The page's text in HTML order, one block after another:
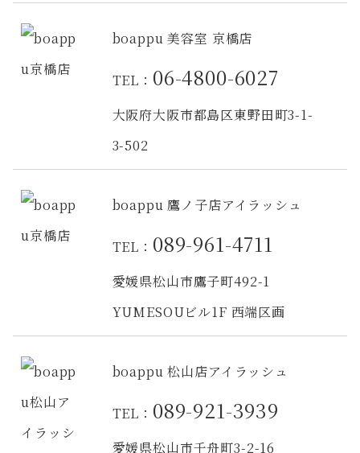
boappu 美容室 京橋店
TEL： 06-4800-6027
大阪府大阪市都島区東野田町3-1-
3-502
boappu 鷹ノ子店アイラッシュ
TEL： 089-961-4711
愛媛県松山市鷹子町492-1
YUMESOUビル1F 西端区画
boappu 松山店アイラッシュ
TEL： 089-921-3939
愛媛県松山市千舟町3-2-16